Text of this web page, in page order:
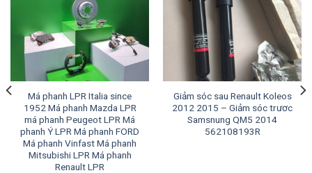
Má phanh LPR Italia since
1952 Má phanh Mazda LPR
má phanh Peugeot LPR Má
phanh Ý LPR Má phanh FORD
Má phanh Vinfast Má phanh
Mitsubishi LPR Má phanh
Renault LPR
Giảm sóc sau Renault Koleos
2012 2015 – Giảm sóc trươc
Samsnung QM5 2014
562108193R